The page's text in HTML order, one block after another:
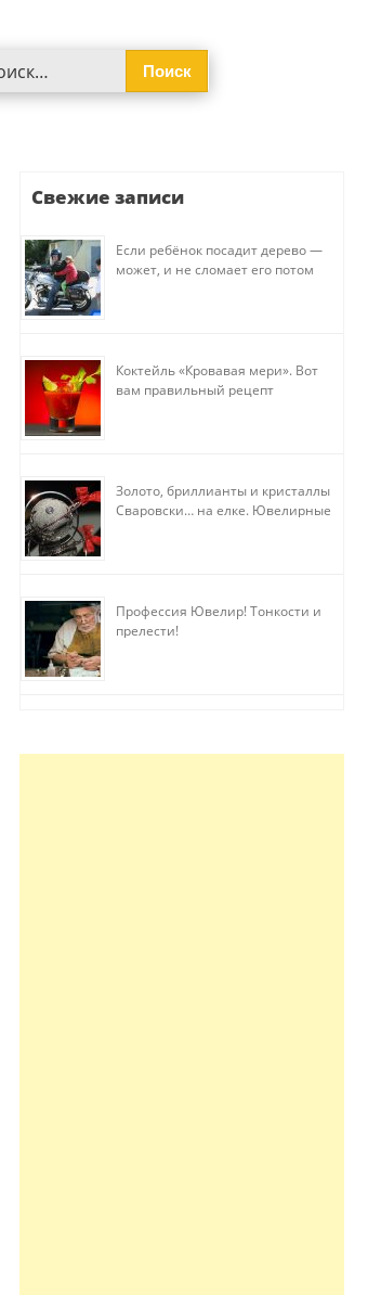
Свежие записи
Если ребёнок посадит дерево —
может, и не сломает его потом
Коктейль «Кровавая мери». Вот
вам правильный рецепт
Золото, бриллианты и кристаллы
Сваровски… на елке. Ювелирные
Профессия Ювелир! Тонкости и
прелести!